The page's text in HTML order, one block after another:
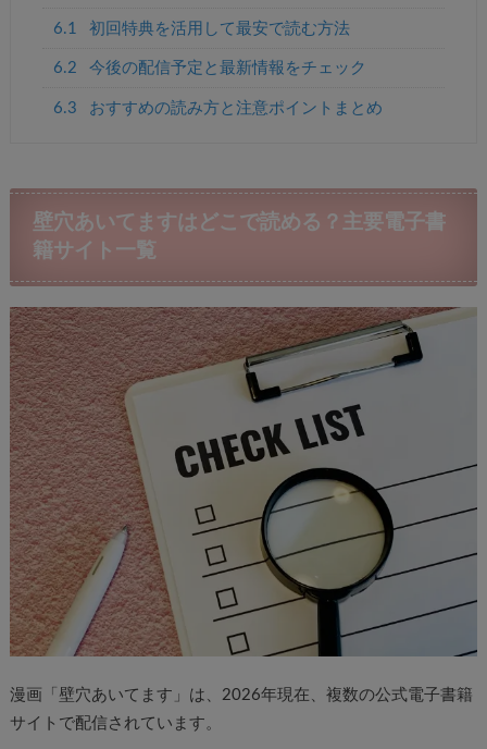
6.1 初回特典を活用して最安で読む方法
6.2 今後の配信予定と最新情報をチェック
6.3 おすすめの読み方と注意ポイントまとめ
壁穴あいてますはどこで読める？主要電子書
籍サイト一覧
漫画「壁穴あいてます」は、2026年現在、複数の公式電子書籍
サイトで配信されています。